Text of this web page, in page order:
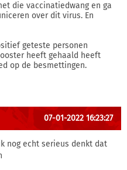
die vaccinatiedwang en ga
over dit virus. En
geteste personen
heeft gehaald heeft
op de besmettingen.
07-01-2022 16:23:27
nog echt serieus denkt dat